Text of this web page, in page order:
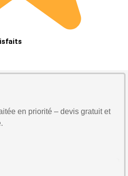
en priorité – devis gratuit et